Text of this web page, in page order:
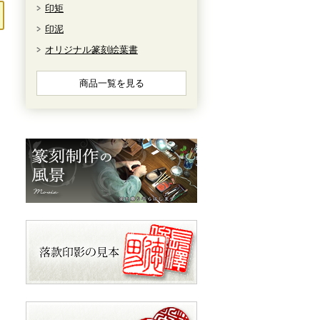
印矩
印泥
オリジナル篆刻絵葉書
商品一覧を見る